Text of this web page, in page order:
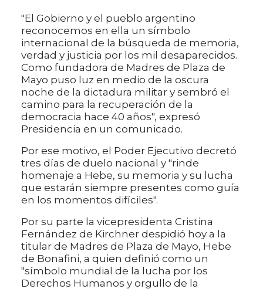
"El Gobierno y el pueblo argentino
reconocemos en ella un símbolo
internacional de la búsqueda de memoria,
verdad y justicia por los mil desaparecidos.
Como fundadora de Madres de Plaza de
Mayo puso luz en medio de la oscura
noche de la dictadura militar y sembró el
camino para la recuperación de la
democracia hace 40 años", expresó
Presidencia en un comunicado.
Por ese motivo, el Poder Ejecutivo decretó
tres días de duelo nacional y "rinde
homenaje a Hebe, su memoria y su lucha
que estarán siempre presentes como guía
en los momentos difíciles".
Por su parte la vicepresidenta Cristina
Fernández de Kirchner despidió hoy a la
titular de Madres de Plaza de Mayo, Hebe
de Bonafini, a quien definió como un
"símbolo mundial de la lucha por los
Derechos Humanos y orgullo de la